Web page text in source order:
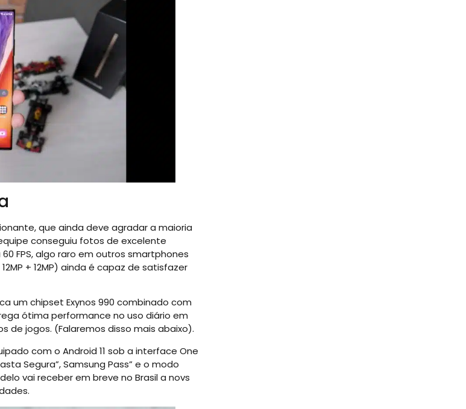
que ainda deve agradar a maioria
conseguiu fotos de excelente
FPS, algo raro em outros smartphones
+ 12MP) ainda é capaz de satisfazer
um chipset Exynos 990 combinado com
ótima performance no uso diário em
de jogos. (Falaremos disso mais abaixo).
com o Android 11 sob a interface One
Segura”, Samsung Pass” e o modo
vai receber em breve no Brasil a novs